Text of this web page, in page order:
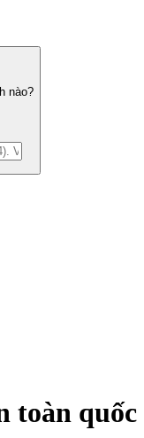
nào?
toàn quốc